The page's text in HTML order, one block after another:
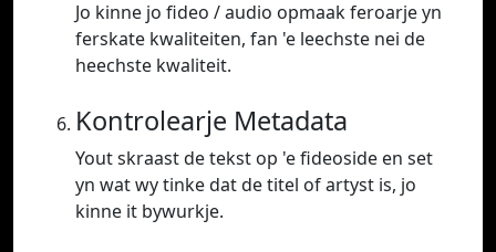
Jo kinne jo fideo / audio opmaak feroarje yn
ferskate kwaliteiten, fan 'e leechste nei de
heechste kwaliteit.
Kontrolearje Metadata
Yout skraast de tekst op 'e fideoside en set
yn wat wy tinke dat de titel of artyst is, jo
kinne it bywurkje.